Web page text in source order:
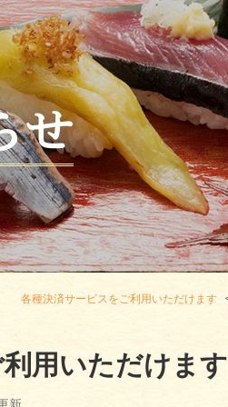
せ
各種決済サービスをご利用いただけます
用いただけます